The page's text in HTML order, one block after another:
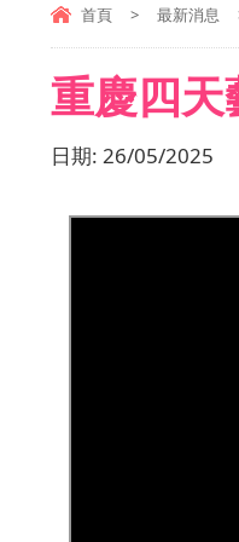
首頁 > 最新消息
重慶四
日期: 26/05/2025